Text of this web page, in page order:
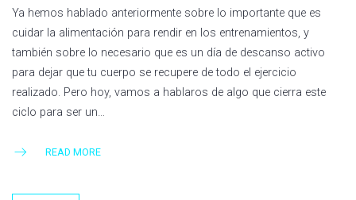
Ya hemos hablado anteriormente sobre lo importante que es
cuidar la alimentación para rendir en los entrenamientos, y
también sobre lo necesario que es un día de descanso activo
para dejar que tu cuerpo se recupere de todo el ejercicio
realizado. Pero hoy, vamos a hablaros de algo que cierra este
ciclo para ser un…
READ MORE